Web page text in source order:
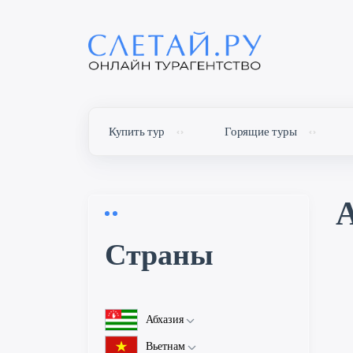
Купить тур Горящие туры
Cтраны
Абхазия
Об Абхазии
Вьетнам